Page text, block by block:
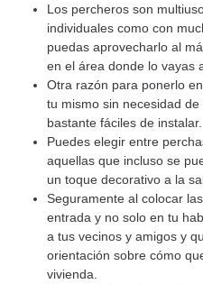
Los percheros son
individuales como con
puedas aprovecharlo al
en el área donde lo vayas
Otra razón para ponerlo
tu mismo sin necesidad
bastante fáciles de instalar.
Puedes elegir entre
aquellas que incluso se
un toque decorativo a la
Seguramente al colocar
entrada y no solo en tu
a tus vecinos y amigos y
orientación sobre cómo
vivienda.